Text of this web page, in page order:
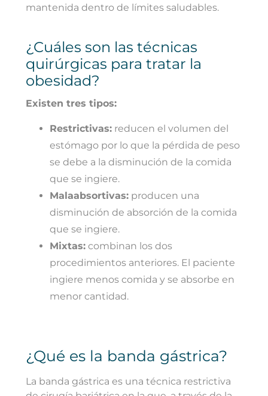
mantenida dentro de límites saludables.
¿Cuáles son las técnicas
quirúrgicas para tratar la
obesidad?
Existen tres tipos:
Restrictivas:reducen el volumen del
estómago por lo que la pérdida de peso
se debe a la disminución de la comida
que se ingiere.
Malaabsortivas:producen una
disminución de absorción de la comida
que se ingiere.
Mixtas:combinan los dos
procedimientos anteriores. El paciente
ingiere menos comida y se absorbe en
menor cantidad.
¿Qué es la banda gástrica?
La banda gástrica es una técnica restrictiva